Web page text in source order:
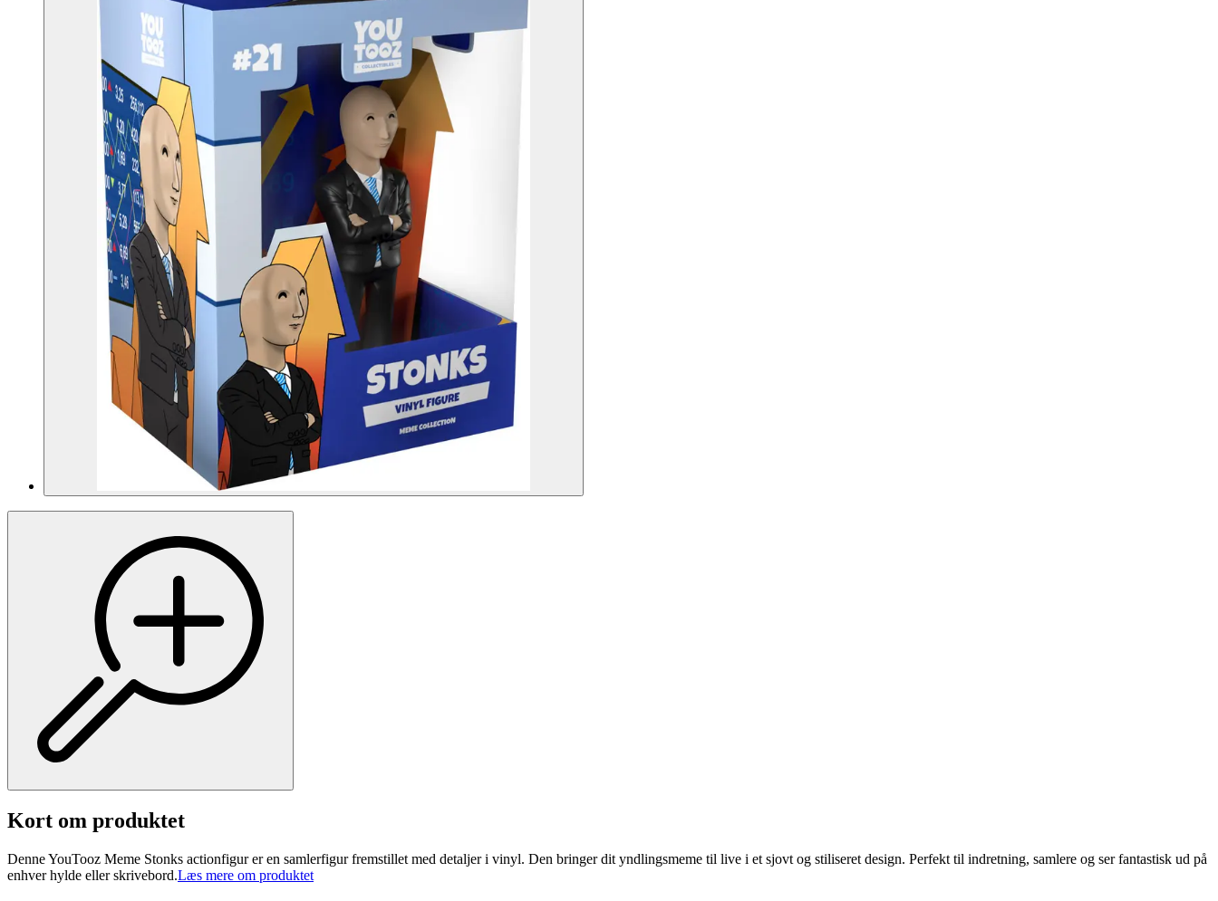
Kort om produktet
Denne YouTooz Meme Stonks actionfigur er en samlerfigur fremstillet med detaljer i vinyl. Den bringer dit yndlingsmeme til live i et sjovt og stiliseret design. Perfekt til indretning, samlere og ser fantastisk ud på
enhver hylde eller skrivebord.Læs mere om produktet